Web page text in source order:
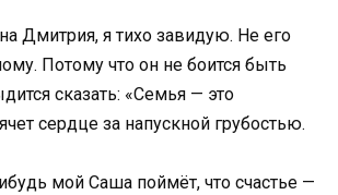
Дмитрия, я тихо завидую. Не его
Потому что он не боится быть
сказать: «Семья — это
сердце за напускной грубостью.
мой Саша поймёт, что счастье —